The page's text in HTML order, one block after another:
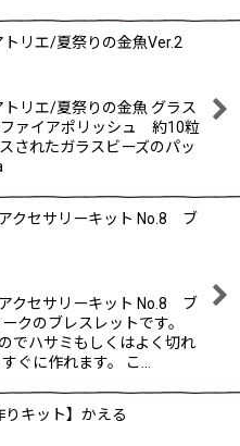
トリエ/夏祭りの金魚Ver.2
トリエ/夏祭りの金魚 グラス
ファイアポリッシュ 約10粒
されたガラスビーズのパッ
クセサリーキット No.8 ブ
クセサリーキット No.8 ブ
クのブレスレットです。
でハサミもしくはよく切れ
ぐに作れます。 こ…
りキット】かえる